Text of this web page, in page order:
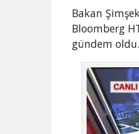
Bakan
Bloomberg
gündem oldu.